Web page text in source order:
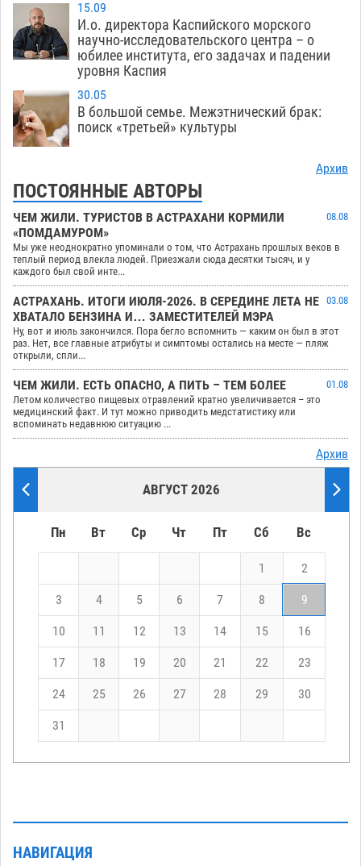
15.09
И.о. директора Каспийского морского
научно-исследовательского центра – о
юбилее института, его задачах и падении
уровня Каспия
30.05
В большой семье. Межэтнический брак:
поиск «третьей» культуры
Архив
ПОСТОЯННЫЕ АВТОРЫ
ЧЕМ ЖИЛИ. ТУРИСТОВ В АСТРАХАНИ КОРМИЛИ
«ПОМДАМУРОМ»
08.08
Мы уже неоднократно упоминали о том, что Астрахань прошлых веков в
теплый период влекла людей. Приезжали сюда десятки тысяч, и у
каждого был свой инте...
АСТРАХАНЬ. ИТОГИ ИЮЛЯ-2026. В СЕРЕДИНЕ ЛЕТА НЕ
ХВАТАЛО БЕНЗИНА И… ЗАМЕСТИТЕЛЕЙ МЭРА
03.08
Ну, вот и июль закончился. Пора бегло вспомнить — каким он был в этот
раз. Нет, все главные атрибуты и симптомы остались на месте — пляж
открыли, спли...
ЧЕМ ЖИЛИ. ЕСТЬ ОПАСНО, А ПИТЬ – ТЕМ БОЛЕЕ
01.08
Летом количество пищевых отравлений кратно увеличивается – это
медицинский факт. И тут можно приводить медстатистику или
вспоминать недавнюю ситуацию ...
Архив
АВГУСТ 2026
Пн Вт Ср Чт Пт Сб Вс
1 2
3 4 5 6 7 8 9
10 11 12 13 14 15 16
17 18 19 20 21 22 23
24 25 26 27 28 29 30
31
НАВИГАЦИЯ